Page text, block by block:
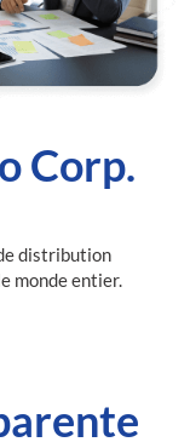
Corp.
distribution
monde entier.